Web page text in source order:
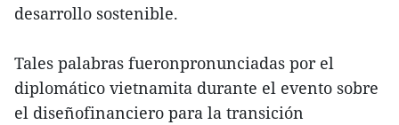
desarrollo sostenible.
Tales palabras fueronpronunciadas por el
diplomático vietnamita durante el evento sobre
el diseñofinanciero para la transición